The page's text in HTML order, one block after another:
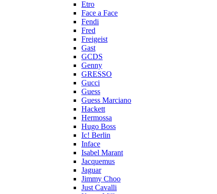
Etro
Face a Face
Fendi
Fred
Freigeist
Gast
GCDS
Genny
GRESSO
Gucci
Guess
Guess Marciano
Hackett
Hermossa
Hugo Boss
Ic! Berlin
Inface
Isabel Marant
Jacquemus
Jaguar
Jimmy Choo
Just Cavalli